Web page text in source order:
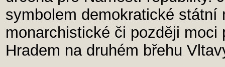
symbolem demokratické státní
monarchistické či později
Hradem na druhém břehu